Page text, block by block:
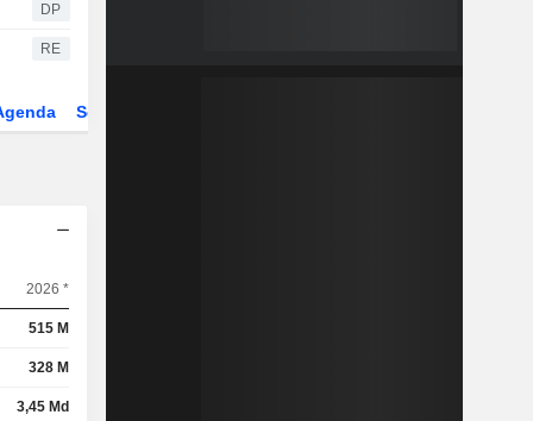
DP
RE
Secteur
2026 *
515 M
328 M
3,45 Md